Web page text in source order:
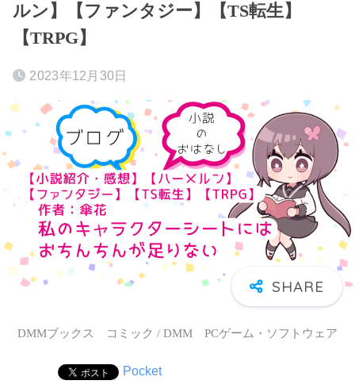
ルン】【ファンタジー】【TS転生】
【TRPG】
2023年12月30日
DMMブックス コミック / DMM PCゲーム・ソフトウェア
Pocket